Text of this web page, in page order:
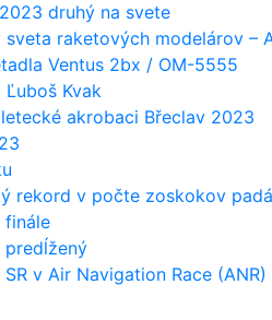
druhý na svete
raketových modelárov –
Ventus 2bx / OM-5555
Ľuboš Kvak
akrobaci Břeclav 2023
rekord v počte zoskokov
finále
predĺžený
v Air Navigation Race